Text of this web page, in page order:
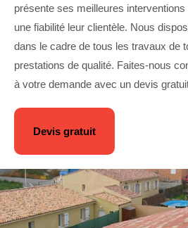
présente ses meilleures
une fiabilité leur clientèle. Nous
dans le cadre de tous les travaux de
prestations de qualité. Faites-nous
à votre demande avec un devis
Devis gratuit